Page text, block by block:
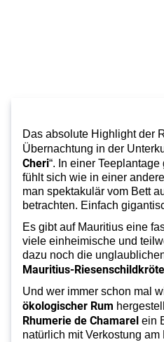
Das absolute Highlight der
Übernachtung in der
Cheri“. In einer
fühlt sich wie in einer
man spektakulär vom Bett
betrachten. Einfach
Es gibt auf Mauritius eine
viele einheimische und
dazu noch die
Mauritius-
Und wer immer schon mal
ökologischer Rum
Rhumerie de Chamarel ein
natürlich mit Verkostung